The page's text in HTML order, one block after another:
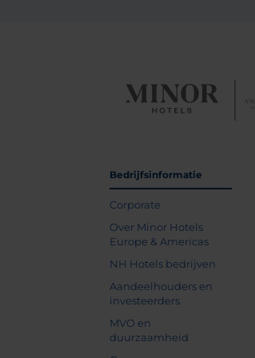
Bedrijfsinformatie
Corporate
Over Minor Hotels
Europe & Americas
NH Hotels bedrijven
Aandeelhouders en
investeerders
MVO en
duurzaamheid